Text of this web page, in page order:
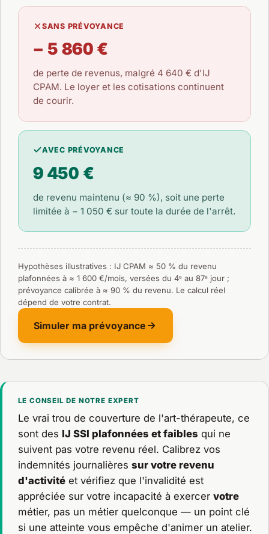
SANS PRÉVOYANCE
− 5 860 €
de perte de revenus, malgré 4 640 € d'IJ
CPAM. Le loyer et les cotisations continuent
de courir.
AVEC PRÉVOYANCE
9 450 €
de revenu maintenu (≈ 90 %), soit une perte
limitée à − 1 050 € sur toute la durée de l'arrêt.
Hypothèses illustratives : IJ CPAM ≈ 50 % du revenu
plafonnées à ≈ 1 600 €/mois, versées du 4ᵉ au 87ᵉ jour ;
prévoyance calibrée à ≈ 90 % du revenu. Le calcul réel
dépend de votre contrat.
Simuler ma prévoyance
LE CONSEIL DE NOTRE EXPERT
Le vrai trou de couverture de l'art-thérapeute, ce
sont des IJ SSI plafonnées et faibles qui ne
suivent pas votre revenu réel. Calibrez vos
indemnités journalières sur votre revenu
d'activitéet vérifiez que l'invalidité est
appréciée sur votre incapacité à exercer votre
métier, pas un métier quelconque — un point clé
si une atteinte vous empêche d'animer un atelier.